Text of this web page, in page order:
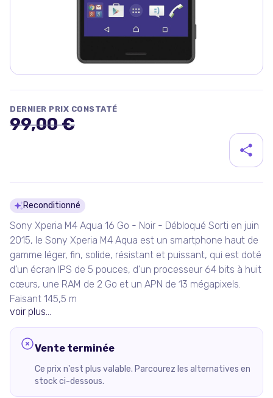
DERNIER PRIX CONSTATÉ
99,00 €
Détails du produit
Reconditionné
Sony Xperia M4 Aqua 16 Go - Noir - Débloqué Sorti en juin
2015, le Sony Xperia M4 Aqua est un smartphone haut de
gamme léger, fin, solide, résistant et puissant, qui est doté
d’un écran IPS de 5 pouces, d’un processeur 64 bits à huit
cœurs, une RAM de 2 Go et un APN de 13 mégapixels.
Faisant 145,5 m
voir plus...
Vente terminée
Ce prix n'est plus valable. Parcourez les alternatives en
stock ci-dessous.